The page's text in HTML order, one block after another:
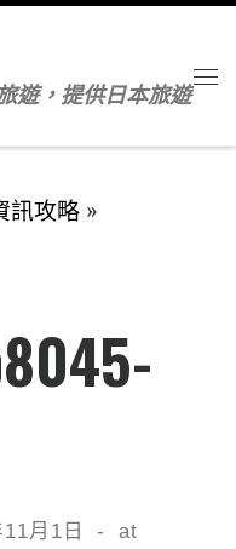
遊，提供日本旅遊
訊攻略 »
月1日 -
at